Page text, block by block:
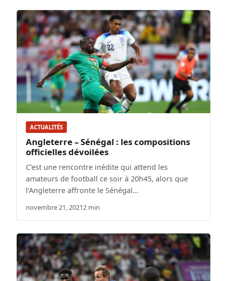
ACTUALITÉS
Angleterre – Sénégal : les compositions
officielles dévoilées
C’est une rencontre inédite qui attend les
amateurs de football ce soir à 20h45, alors que
l’Angleterre affronte le Sénégal…
novembre 21, 20212 min